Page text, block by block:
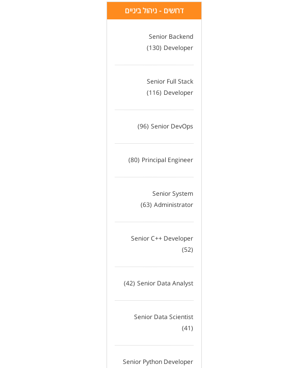
דרושים - ניהול ביניים
Senior Backend
Developer
(130)
Senior Full Stack
Developer
(116)
Senior DevOps
(96)
Principal Engineer
(80)
Senior System
Administrator
(63)
Senior C++ Developer
(52)
Senior Data Analyst
(42)
Senior Data Scientist
(41)
Senior Python Developer